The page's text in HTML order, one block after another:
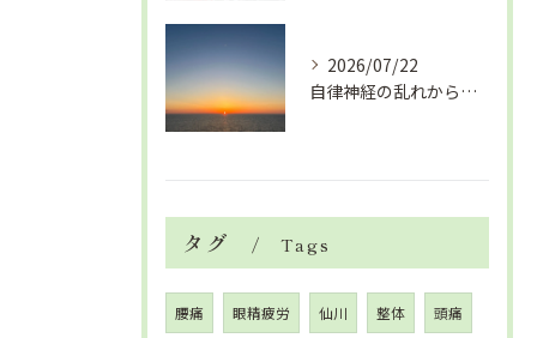
2026/07/22
自律神経の乱れから生活習慣病、血液循環の滞り
タグ Tags
腰痛 眼精疲労 仙川 整体 頭痛